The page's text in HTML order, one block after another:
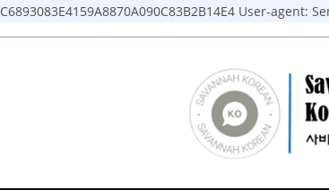
C6893083E4159A8870A090C83B2B14E4 User-agent:
Skip